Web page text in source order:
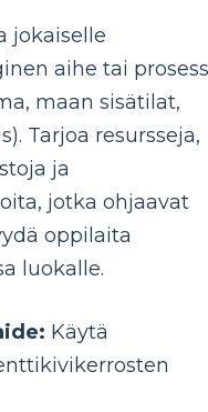
jokaiselle
aihe tai
maan sisätilat,
Tarjoa resursseja,
ja
jotka ohjaavat
oppilaita
luokalle.
Käytä